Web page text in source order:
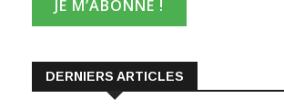
DERNIERS ARTICLES